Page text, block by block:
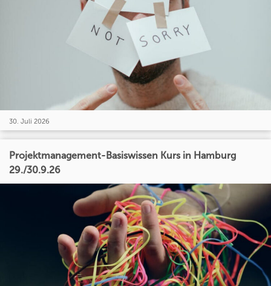
30. Juli 2026
Projektmanagement-Basiswissen Kurs in Hamburg
29./30.9.26